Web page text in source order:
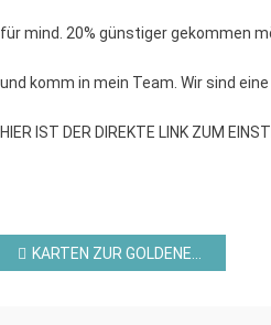
für mind. 20% günstiger gekommen
und komm in mein Team. Wir sind
HIER IST DER DIREKTE LINK ZUM
Beitragsnavigation
KARTEN ZUR GOLDENEN HOCHZEIT MIT ALTEN STAMPIN`UP!© PRODUKTEN